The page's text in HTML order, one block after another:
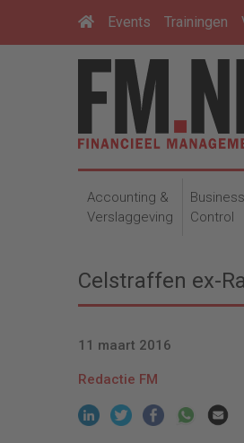
Events Trainingen
Accounting &
Verslaggeving
Business
Control
Celstraffen ex-
11 maart 2016
Redactie FM